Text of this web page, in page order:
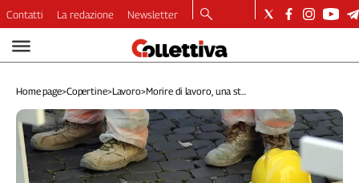
Video
Dirette
Longform
Copertine
Economia
Contatti La redazione Newsletter
Home page>Copertine>Lavoro>Morire di lavoro, una st...